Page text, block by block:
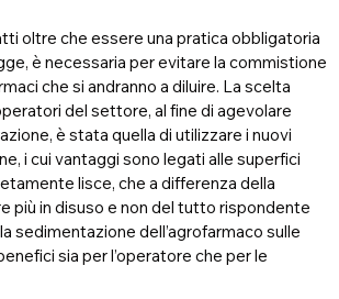
oltre che essere una pratica obbligatoria
è necessaria per evitare la commistione
che si andranno a diluire. La scelta
del settore, al fine di agevolare
è stata quella di utilizzare i nuovi
i cui vantaggi sono legati alle superfici
lisce, che a differenza della
più in disuso e non del tutto rispondente
sedimentazione dell’agrofarmaco sulle
sia per l’operatore che per le